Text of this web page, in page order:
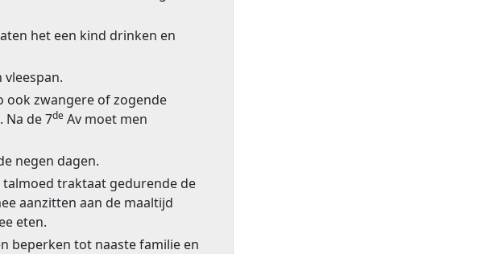
het een kind drinken en
ook zwangere of zogende
Na de 7de Av moet men
negen dagen.
talmoed traktaat gedurende de
aanzitten aan de maaltijd
eten.
beperken tot naaste familie en